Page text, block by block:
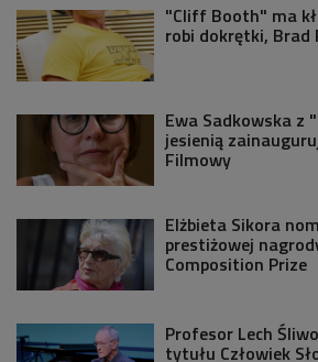
"Cliff Booth" ma
robi dokrętki,
Ewa Sadkowska z
jesienią
Filmowy
Elżbieta Sikora
prestiżowej
Composition Prize
Profesor Lech
tytułu Człowiek